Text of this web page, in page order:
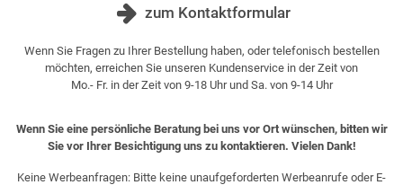
zum Kontaktformular
Wenn Sie Fragen zu Ihrer Bestellung haben, oder telefonisch bestellen
möchten, erreichen Sie unseren Kundenservice in der Zeit von
Mo.- Fr. in der Zeit von 9-18 Uhr und Sa. von 9-14 Uhr
Wenn Sie eine persönliche Beratung bei uns vor Ort wünschen, bitten wir
Sie vor Ihrer Besichtigung uns zu kontaktieren. Vielen Dank!
Keine Werbeanfragen: Bitte keine unaufgeforderten Werbeanrufe oder E-